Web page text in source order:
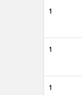
1
1
1